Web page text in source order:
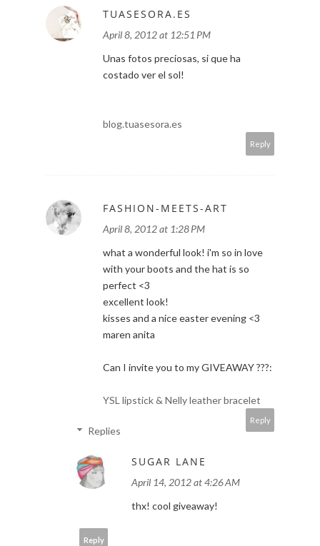
TUASESORA.ES
April 8, 2012 at 12:51 PM
Unas fotos preciosas, si que ha
costado ver el sol!
blog.tuasesora.es
Reply
FASHION-MEETS-ART
April 8, 2012 at 1:28 PM
what a wonderful look! i'm so in love
with your boots and the hat is so
perfect <3
excellent look!
kisses and a nice easter evening <3
maren anita
Can I invite you to my GIVEAWAY ???:
YSL lipstick & Nelly leather bracelet
Reply
Replies
SUGAR LANE
April 14, 2012 at 4:26 AM
thx! cool giveaway!
Reply